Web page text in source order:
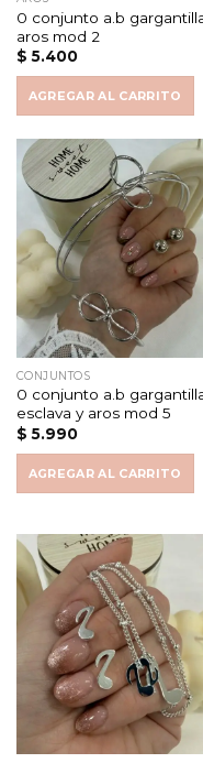
0 conjunto a.b
aros mod 2
$ 5.400
AGREGAR AL CARRITO
CONJUNTOS
0 conjunto a.b
esclava y aros mod 5
$ 5.990
AGREGAR AL CARRITO